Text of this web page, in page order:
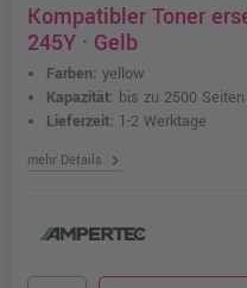
Kompatibler Toner
245Y · Gelb
Farben: yellow
Kapazität: bis zu 2500 Seiten
Lieferzeit: 1-2 Werktage
mehr Details chevron_right